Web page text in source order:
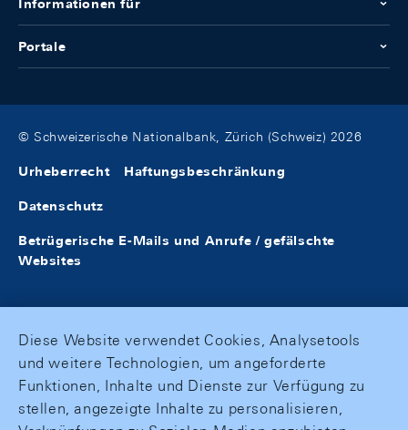
Informationen für
Portale
© Schweizerische Nationalbank, Zürich (Schweiz) 2026
Urheberrecht Haftungsbeschränkung
Datenschutz
Betrügerische E-Mails und Anrufe / gefälschte
Websites
Diese Website verwendet Cookies, Analysetools
und weitere Technologien, um angeforderte
Funktionen, Inhalte und Dienste zur Verfügung zu
stellen, angezeigte Inhalte zu personalisieren,